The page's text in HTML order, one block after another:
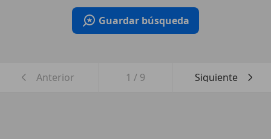
Guardar búsqueda
Anterior 1 / 9 Siguiente